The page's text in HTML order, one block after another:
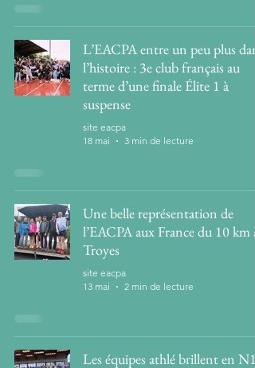
L’EACPA entre un peu plus dans
l’histoire : 3e club français au
terme d’une finale Élite 1 à
suspense
site eacpa
18 mai
3 min de lecture
Une belle représentation de
l’EACPA aux France du 10 km à
Troyes
site eacpa
13 mai
2 min de lecture
Les équipes athlé brillent en N1 :